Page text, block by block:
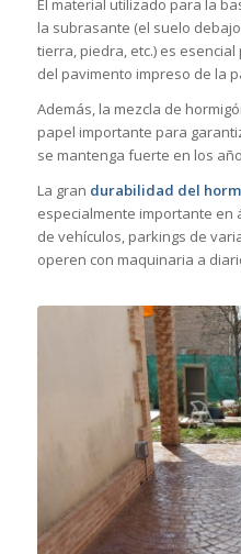
El material utilizado para la
la subrasante (el suelo
tierra, piedra, etc.) es
del pavimento impreso de la
Además, la mezcla de
papel importante para
se mantenga fuerte en los
La gran durabilidad del
especialmente importante en
de vehículos, parkings de
operen con maquinaria a